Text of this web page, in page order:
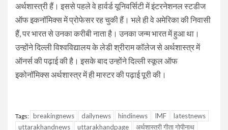
अर्थशास्‍त्री हैं। इससे पहले वे हार्वर्ड यूनिवर्सिटी में इंटरनेशनल स्टडीज
ऑफ इकनॉमिक्स में प्रोफेसर रह चुकी हैं। भले ही वे अमेरिका की निवासी
हैं, पर भारत से उनका करीबी नाता है। उनका जन्‍म भारत में हुआ था।
उन्‍होंने दिल्ली विश्वविद्यालय के लेडी श्रीराम कॉलेज से अर्थशास्त्र में
ऑनर्स की पढ़ाई की है। इसके बाद उन्होंने दिल्ली स्कूल ऑफ
इकोनॉमिक्स अर्थशास्त्र में ही मास्टर की पढ़ाई पूरी की।
Tags: breakingnews dailynews hindinews IMF
latestnews
uttarakhandnews
uttarakhandpage अर्थशास्त्री गीता गोपीनाथ